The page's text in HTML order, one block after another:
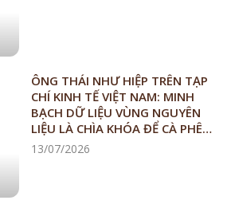
ÔNG THÁI NHƯ HIỆP TRÊN TẠP
CHÍ KINH TẾ VIỆT NAM: MINH
BẠCH DỮ LIỆU VÙNG NGUYÊN
LIỆU LÀ CHÌA KHÓA ĐỂ CÀ PHÊ
VIỆT VƯỢT “RÀO” EUDR
13/07/2026